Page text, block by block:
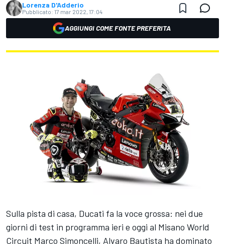
Lorenza D'Adderio
Pubblicato: 17 mar 2022, 17:04
AGGIUNGI COME FONTE PREFERITA
Sulla pista di casa, Ducati fa la voce grossa: nei due
giorni di test in programma ieri e oggi al Misano World
Circuit Marco Simoncelli, Alvaro Bautista ha dominato